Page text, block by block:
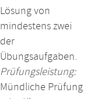
Lösung von
mindestens zwei
der
Übungsaufgaben.
Prüfungsleistung:
Mündliche Prüfung